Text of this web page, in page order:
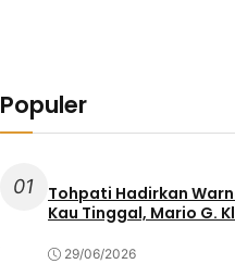
Populer
01
Tohpati Hadirkan
Kau Tinggal, Mario G.
29/06/2026